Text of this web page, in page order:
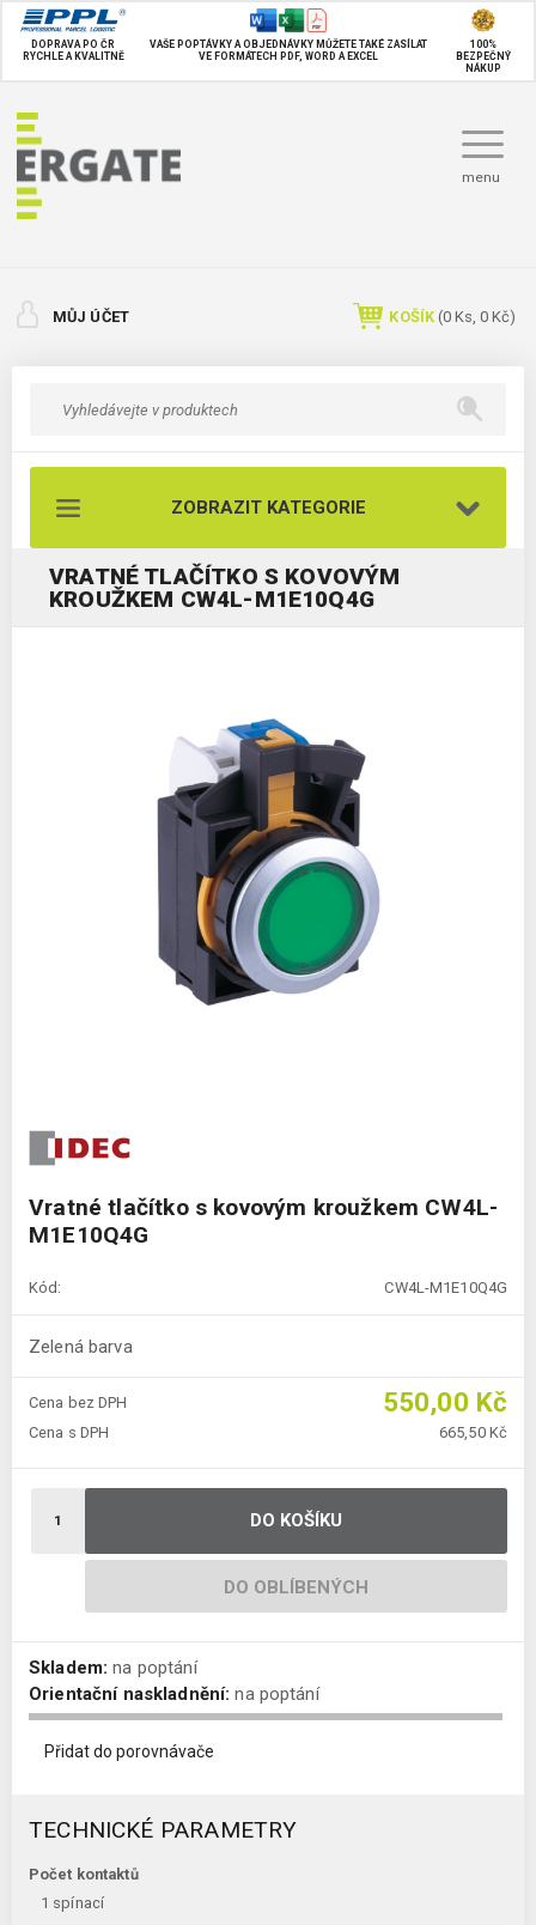
DOPRAVA PO ČR
RYCHLE A KVALITNĚ
VAŠE POPTÁVKY A OBJEDNÁVKY MŮŽETE TAKÉ ZASÍLAT
VE FORMÁTECH PDF, WORD A EXCEL
100%
BEZPEČNÝ
NÁKUP
menu
MŮJ ÚČET KOŠÍK (0 Ks, 0 Kč)
ZOBRAZIT KATEGORIE
VRATNÉ TLAČÍTKO S KOVOVÝM
KROUŽKEM CW4L-M1E10Q4G
Vratné tlačítko s kovovým kroužkem CW4L-
M1E10Q4G
Kód: CW4L-M1E10Q4G
Zelená barva
Cena bez DPH 550,00 Kč
Cena s DPH 665,50 Kč
DO KOŠÍKU
DO OBLÍBENÝCH
Skladem: na poptání
Orientační naskladnění: na poptání
Přidat do porovnávače
TECHNICKÉ PARAMETRY
Počet kontaktů
1 spínací